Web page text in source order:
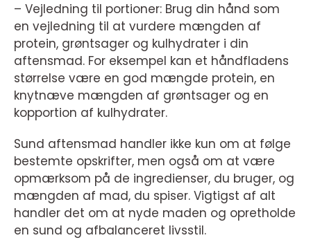
– Vejledning til portioner: Brug din hånd som
en vejledning til at vurdere mængden af
protein, grøntsager og kulhydrater i din
aftensmad. For eksempel kan et håndfladens
størrelse være en god mængde protein, en
knytnæve mængden af grøntsager og en
kopportion af kulhydrater.
Sund aftensmad handler ikke kun om at følge
bestemte opskrifter, men også om at være
opmærksom på de ingredienser, du bruger, og
mængden af mad, du spiser. Vigtigst af alt
handler det om at nyde maden og opretholde
en sund og afbalanceret livsstil.